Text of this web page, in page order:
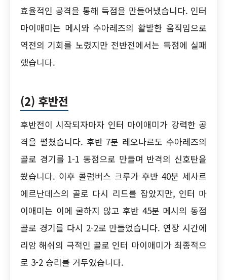
효율적인 공격을 통해 득점을 만들어냈습니다. 인터
마이애미는 메시와 수아레즈의 활발한 움직임으로
역전의 기회를 노렸지만 전반전에서는 득점에 실패
했습니다.
(2) 후반전
후반전이 시작되자마자 인터 마이애미가 강력한 공
격을 펼쳤습니다. 후반 7분 레오나르도 수아레즈의
골로 경기를 1-1 동점으로 만들며 반격의 신호탄을
쐈습니다. 이후 콜럼버스 크루가 후반 40분 세사르
에르난데스의 골로 다시 리드를 잡았지만, 인터 마
이애미는 이에 굴하지 않고 후반 45분 메시의 동점
골로 경기를 다시 2-2로 만들었습니다. 연장 시간에
리암 해쉬의 극적인 골로 인터 마이애미가 최종적으
로 3-2 승리를 거두었습니다.